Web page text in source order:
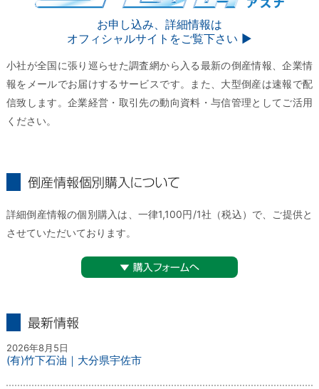
お申し込み、詳細情報は
オフィシャルサイトをご覧下さい ▶︎
小社が全国に張り巡らせた調査網から入る最新の倒産情報、企業情
報をメールでお届けするサービスです。また、大型倒産は速報で配
信致します。企業経営・取引先の動向資料・与信管理としてご活用
ください。
詳細倒産情報の個別購入は、一律1,100円/1社（税込）で、ご提供と
させていただいております。
2026年8月5日
(有)竹下石油｜大分県宇佐市